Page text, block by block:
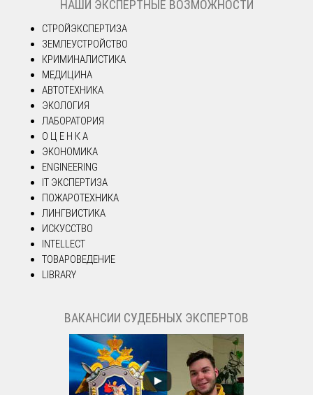
НАШИ ЭКСПЕРТНЫЕ ВОЗМОЖНОСТИ
СТРОЙЭКСПЕРТИЗА
ЗЕМЛЕУСТРОЙСТВО
КРИМИНАЛИСТИКА
МЕДИЦИНА
АВТОТЕХНИКА
ЭКОЛОГИЯ
ЛАБОРАТОРИЯ
О Ц Е Н К А
ЭКОНОМИКА
ENGINEERING
IT ЭКСПЕРТИЗА
ПОЖАРОТЕХНИКА
ЛИНГВИСТИКА
ИСКУССТВО
INTELLECT
ТОВАРОВЕДЕНИЕ
LIBRARY
ВАКАНСИИ СУДЕБНЫХ ЭКСПЕРТОВ